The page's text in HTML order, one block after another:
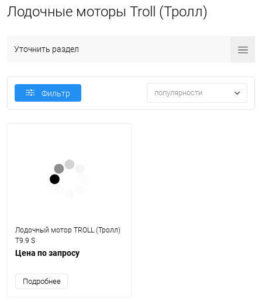
Лодочные моторы Troll (Тролл)
Уточнить раздел
Фильтр популярности
Лодочный мотор TROLL (Тролл)
T9.9 S
Цена по запросу
Подробнее